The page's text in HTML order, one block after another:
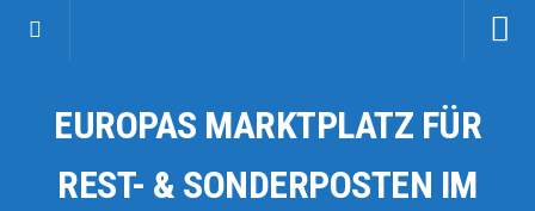
Kategorien
Auto & Motorrad
EUROPAS MARKTPLATZ FÜR
REST- & SONDERPOSTEN IM